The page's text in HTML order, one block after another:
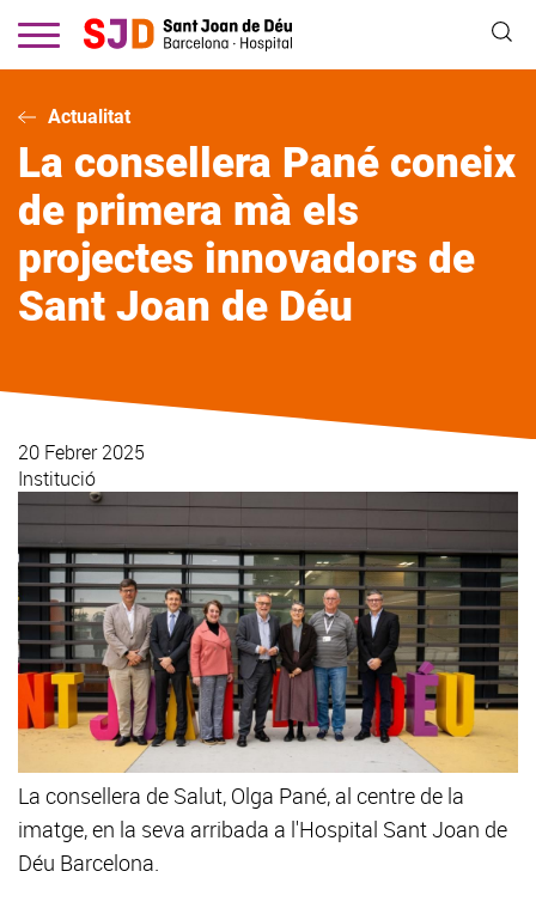
contingut
Actualitat
La consellera Pané coneix
de primera mà els
projectes innovadors de
Sant Joan de Déu
20 Febrer 2025
Institució
La consellera de Salut, Olga Pané, al centre de la
imatge, en la seva arribada a l'Hospital Sant Joan de
Déu Barcelona.